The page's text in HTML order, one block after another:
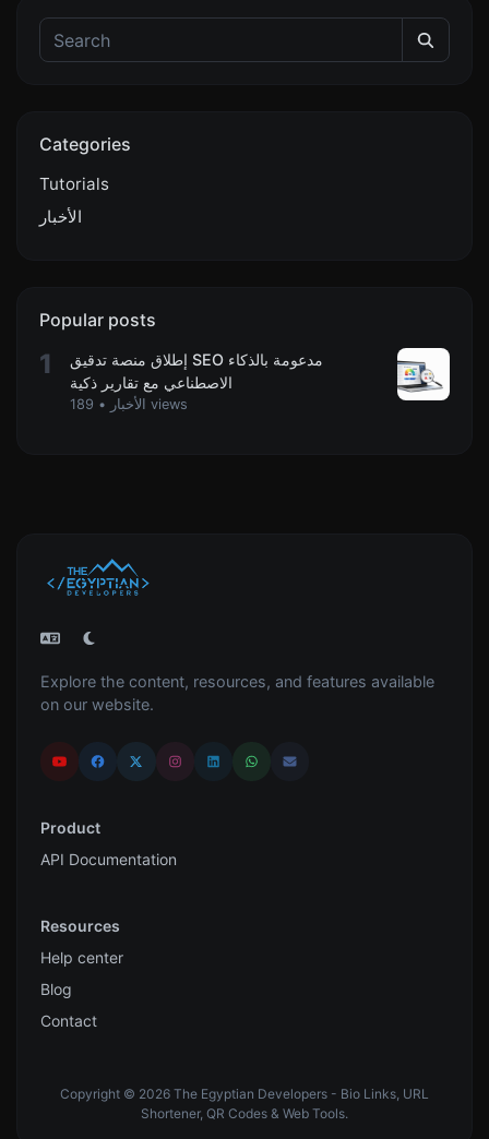
Categories
Tutorials
الأخبار
Popular posts
1
إطلاق منصة تدقيق SEO مدعومة بالذكاء
الاصطناعي مع تقارير ذكية
الأخبار • 189 views
Explore the content, resources, and features available
on our website.
Product
API Documentation
Resources
Help center
Blog
Contact
Copyright © 2026 The Egyptian Developers - Bio Links, URL
Shortener, QR Codes & Web Tools.